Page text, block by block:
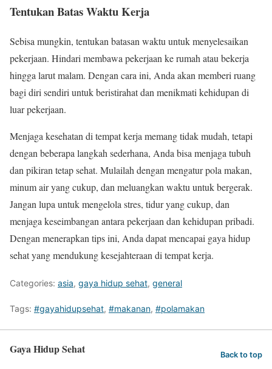
Tentukan Batas Waktu Kerja
Sebisa mungkin, tentukan batasan waktu untuk menyelesaikan
pekerjaan. Hindari membawa pekerjaan ke rumah atau bekerja
hingga larut malam. Dengan cara ini, Anda akan memberi ruang
bagi diri sendiri untuk beristirahat dan menikmati kehidupan di
luar pekerjaan.
Menjaga kesehatan di tempat kerja memang tidak mudah, tetapi
dengan beberapa langkah sederhana, Anda bisa menjaga tubuh
dan pikiran tetap sehat. Mulailah dengan mengatur pola makan,
minum air yang cukup, dan meluangkan waktu untuk bergerak.
Jangan lupa untuk mengelola stres, tidur yang cukup, dan
menjaga keseimbangan antara pekerjaan dan kehidupan pribadi.
Dengan menerapkan tips ini, Anda dapat mencapai gaya hidup
sehat yang mendukung kesejahteraan di tempat kerja.
Categories: asia, gaya hidup sehat, general
Tags: #gayahidupsehat, #makanan, #polamakan
Gaya Hidup Sehat Back to top